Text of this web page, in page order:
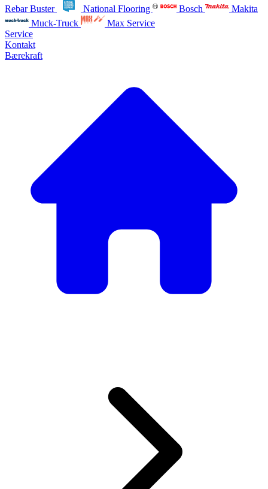
Rebar Buster
National Flooring Bosch
Makita
Muck-Truck
Max Service
Service
Kontakt
Bærekraft